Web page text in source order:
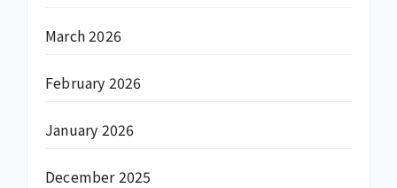
March 2026
February 2026
January 2026
December 2025